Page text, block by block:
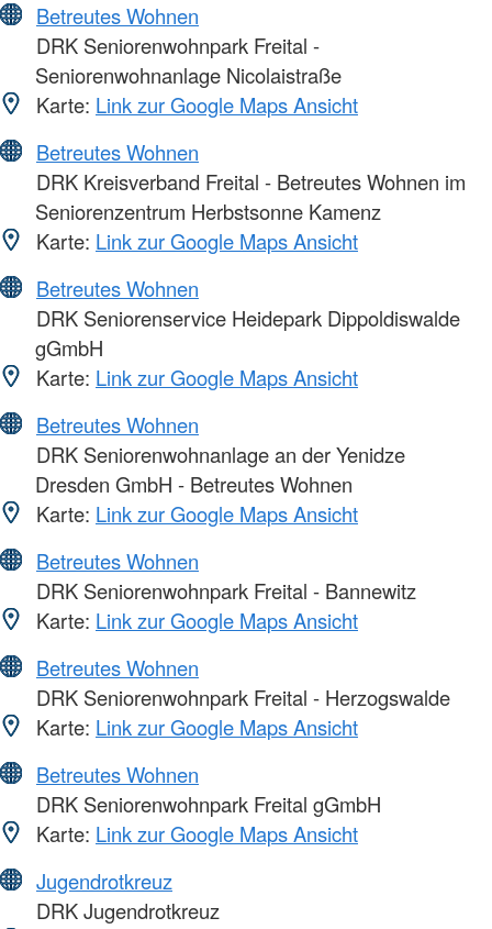
Betreutes Wohnen
DRK Seniorenwohnpark Freital -
Seniorenwohnanlage Nicolaistraße
Karte: Link zur Google Maps Ansicht
Betreutes Wohnen
DRK Kreisverband Freital - Betreutes Wohnen im
Seniorenzentrum Herbstsonne Kamenz
Karte: Link zur Google Maps Ansicht
Betreutes Wohnen
DRK Seniorenservice Heidepark Dippoldiswalde
gGmbH
Karte: Link zur Google Maps Ansicht
Betreutes Wohnen
DRK Seniorenwohnanlage an der Yenidze
Dresden GmbH - Betreutes Wohnen
Karte: Link zur Google Maps Ansicht
Betreutes Wohnen
DRK Seniorenwohnpark Freital - Bannewitz
Karte: Link zur Google Maps Ansicht
Betreutes Wohnen
DRK Seniorenwohnpark Freital - Herzogswalde
Karte: Link zur Google Maps Ansicht
Betreutes Wohnen
DRK Seniorenwohnpark Freital gGmbH
Karte: Link zur Google Maps Ansicht
Jugendrotkreuz
DRK Jugendrotkreuz